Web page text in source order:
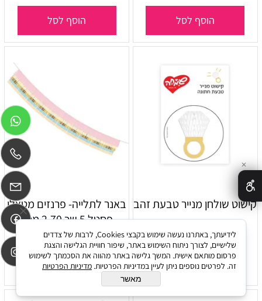
הוסף לסל הוסף לסל
קישוט שולחן מנייר טבעת זהב
₪23
הוסף לסל
באנר לתלייה- פרנזים מטאלי
פסטל 5 שכ 2.70 מטר
₪25
הוסף לסל
✕
לידיעתך, באתרנו נעשה שימוש בקבצי Cookies, לרבות של צדדים
שלישיים, לצורך ניתוח השימוש באתר, שיפור חוויית הגלישה והצגת
פרסום מותאם אישית. המשך גלישה באתר מהווה את הסכמתך לשימוש
זה. לפרטים נוספים ניתן לעיין במדיניות הפרטיות. מדיניות הפרטיות
מאשר